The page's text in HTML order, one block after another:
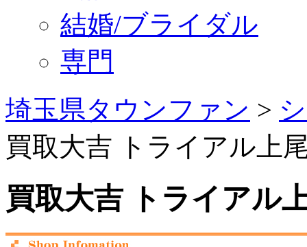
結婚/ブライダル
専門
埼玉県タウンファン >
買取大吉 トライアル上
買取大吉 トライアル